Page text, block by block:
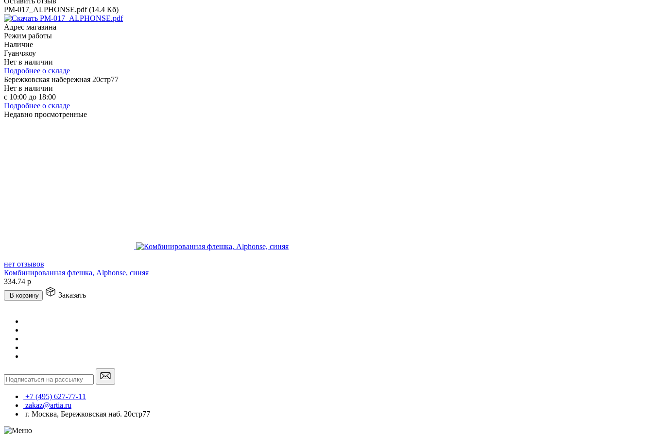
PM-017_ALPHONSE.pdf (14.4 Кб)
Адрес магазина
Режим работы
Наличие
Гуанчжоу
Нет в наличии
Подробнее о складе
Бережковская набережная 20стр77
Нет в наличии
с 10:00 до 18:00
Подробнее о складе
Недавно просмотренные
нет отзывов
Комбинированная флешка, Alphonse, синяя
334.74 р
В корзину Заказать
+7 (495) 627-77-11
zakaz@artia.ru
г. Москва, Бережковская наб. 20стр77